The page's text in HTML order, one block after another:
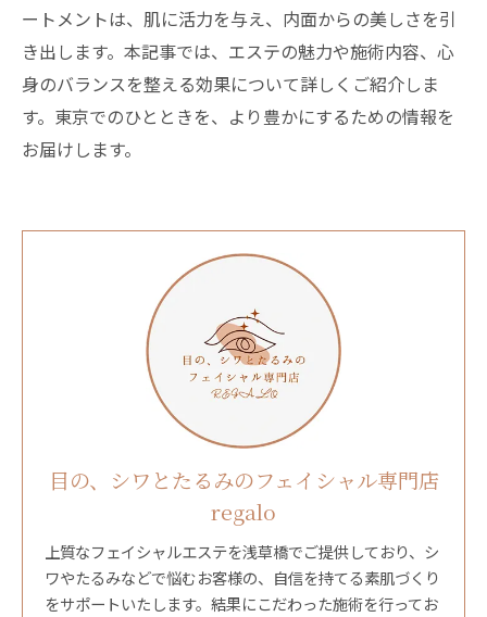
ートメントは、肌に活力を与え、内面からの美しさを引
き出します。本記事では、エステの魅力や施術内容、心
身のバランスを整える効果について詳しくご紹介しま
す。東京でのひとときを、より豊かにするための情報を
お届けします。
目の、シワとたるみのフェイシャル専門店
regalo
上質なフェイシャルエステを浅草橋でご提供しており、シ
ワやたるみなどで悩むお客様の、自信を持てる素肌づくり
をサポートいたします。結果にこだわった施術を行ってお